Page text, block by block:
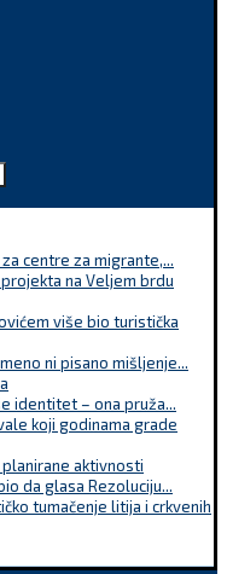
centre za migrante,...
na Veljem brdu
više bio turistička
ni pisano mišljenje...
identitet – ona pruža...
koji godinama grade
aktivnosti
da glasa Rezoluciju...
tumačenje litija i crkvenih